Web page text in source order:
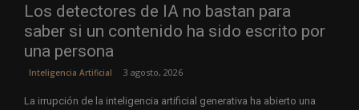
Los detectores de IA no bastan para
saber si un contenido ha sido escrito por
una persona
Inteligencia Artificial 3 agosto, 2026
La irrupción de la inteligencia artificial generativa ha abierto una